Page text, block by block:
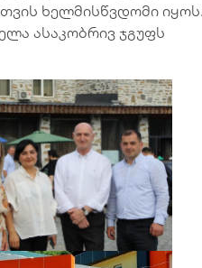
ხელმისწვდომი
ასაკობრივ ჯგუფს